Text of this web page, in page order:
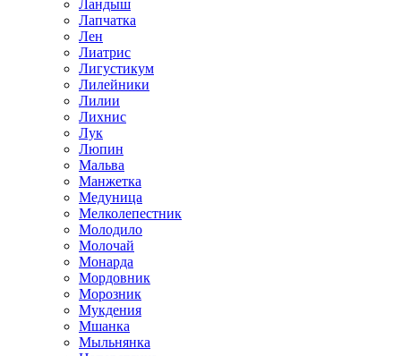
Ландыш
Лапчатка
Лен
Лиатрис
Лигустикум
Лилейники
Лилии
Лихнис
Лук
Люпин
Мальва
Манжетка
Медуница
Мелколепестник
Молодило
Молочай
Монарда
Мордовник
Морозник
Мукдения
Мшанка
Мыльнянка